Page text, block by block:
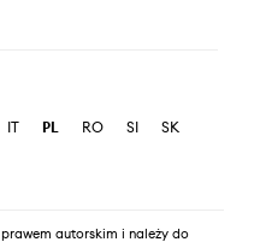
IT PL RO SI
SK
autorskim i należy do